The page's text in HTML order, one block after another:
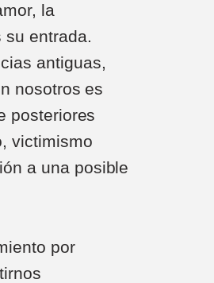
la
su entrada.
antiguas,
nosotros es
posteriores
victimismo
a una posible
por